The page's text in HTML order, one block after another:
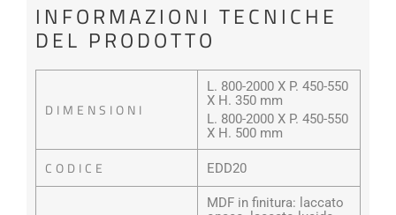
INFORMAZIONI TECNICHE
DEL PRODOTTO
DIMENSIONI
L. 800-2000 X P. 450-550
X H. 350 mm
L. 800-2000 X P. 450-550
X H. 500 mm
CODICE EDD20
MDF in finitura: laccato